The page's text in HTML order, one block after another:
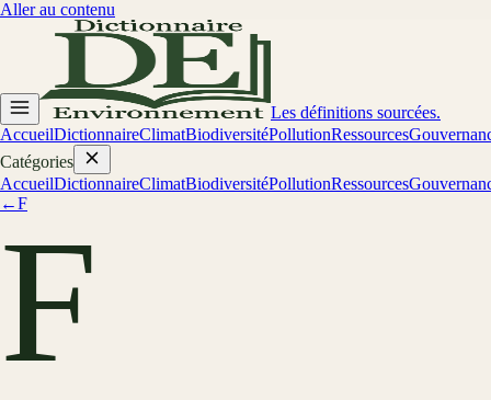
Aller au contenu
Les définitions sourcées.
AccueilDictionnaireClimatBiodiversitéPollutionRessources
Catégories
AccueilDictionnaireClimatBiodiversitéPollutionRessources
←F
F